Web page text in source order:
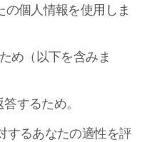
個人情報を使用しま
め（以下を含みま
するため。
するあなたの適性を評